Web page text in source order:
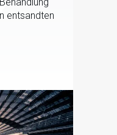
entsandten